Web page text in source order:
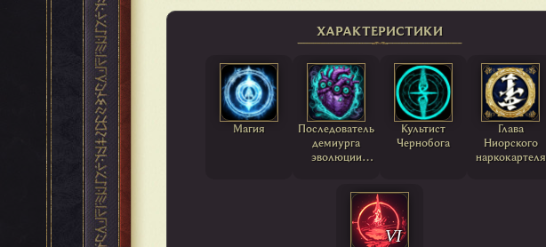
ХАРАКТЕРИСТИКИ
Магия
Последователь
демиурга
эволюции
Культист
Чернобога
Глава
Ниорского
наркокартеля
VI